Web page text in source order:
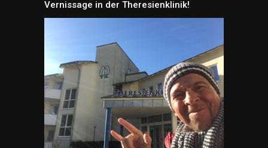
Vernissage in der Theresienklinik!